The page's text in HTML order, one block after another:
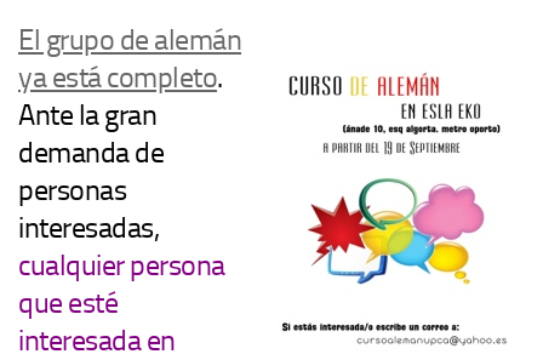
El grupo de alemán
ya está completo.
Ante la gran
demanda de
personas
interesadas,
cualquier persona
que esté
interesada en